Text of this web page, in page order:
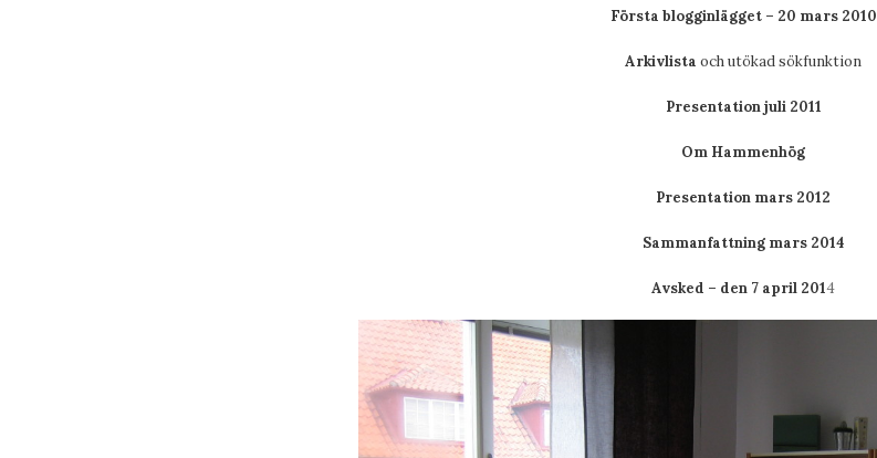
Första blogginlägget – 20 mars 2010
Arkivlista och utökad sökfunktion
Presentation juli 2011
Om Hammenhög
Presentation mars 2012
Sammanfattning mars 2014
Avsked – den 7 april 2014